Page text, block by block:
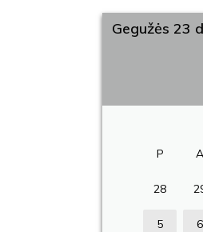
Gegužės 23
P A
28
5 6